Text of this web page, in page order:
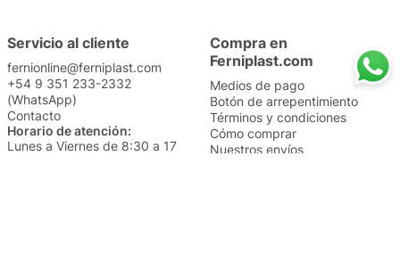
Servicio al cliente
fernionline@ferniplast.com
+54 9 351 233-2332
(WhatsApp)
Contacto
Horario de atención:
Lunes a Viernes de 8:30 a 17
Compra en
Ferniplast.com
Medios de pago
Botón de arrepentimiento
Términos y condiciones
Cómo comprar
Nuestros envíos